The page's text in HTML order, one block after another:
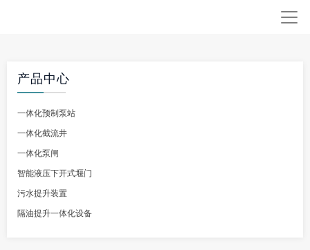
产品中心
一体化预制泵站
一体化截流井
一体化泵闸
智能液压下开式堰门
污水提升装置
隔油提升一体化设备